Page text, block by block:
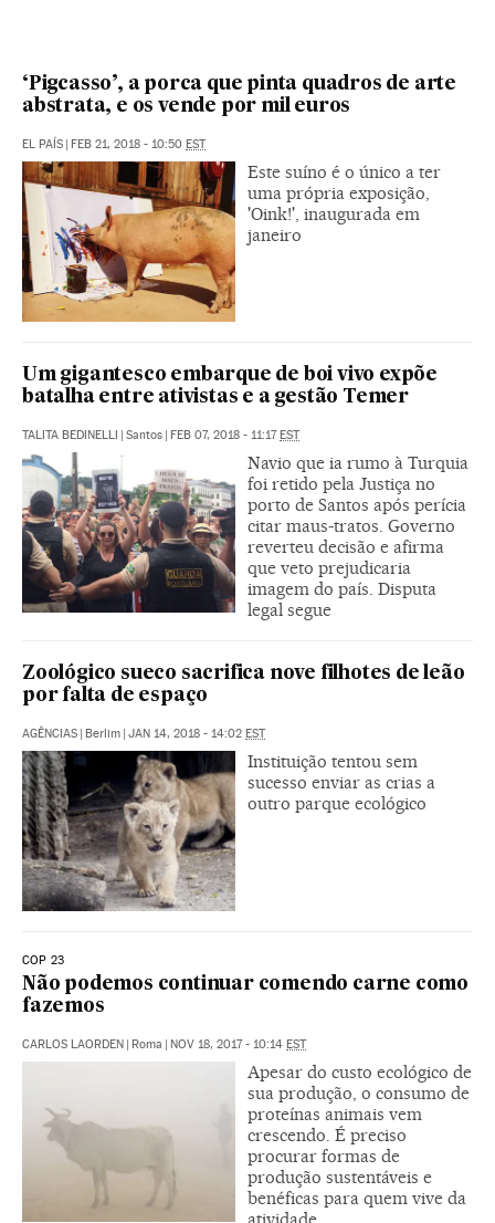
‘Pigcasso’, a porca que pinta quadros de arte
abstrata, e os vende por mil euros
EL PAÍS FEB 21, 2018 - 10:50 EST
Este suíno é o único a ter
uma própria exposição,
'Oink!', inaugurada em
janeiro
Um gigantesco embarque de boi vivo expõe
batalha entre ativistas e a gestão Temer
TALITA BEDINELLI Santos FEB 07, 2018 - 11:17 EST
Navio que ia rumo à Turquia
foi retido pela Justiça no
porto de Santos após perícia
citar maus-tratos. Governo
reverteu decisão e afirma
que veto prejudicaria
imagem do país. Disputa
legal segue
Zoológico sueco sacrifica nove filhotes de leão
por falta de espaço
AGÊNCIAS Berlim JAN 14, 2018 - 14:02 EST
Instituição tentou sem
sucesso enviar as crias a
outro parque ecológico
COP 23
Não podemos continuar comendo carne como
fazemos
CARLOS LAORDEN Roma NOV 18, 2017 - 10:14 EST
Apesar do custo ecológico de
sua produção, o consumo de
proteínas animais vem
crescendo. É preciso
procurar formas de
produção sustentáveis e
benéficas para quem vive da